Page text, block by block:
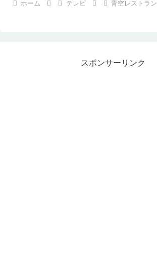
ホーム テレビ 青空レストラン
スポンサーリンク